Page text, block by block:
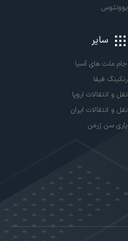
یوونتوس
سایر
جام ملت های آسیا
رنکینگ فیفا
نقل و انتقالات اروپا
نقل و انتقالات ایران
پاری سن ژرمن